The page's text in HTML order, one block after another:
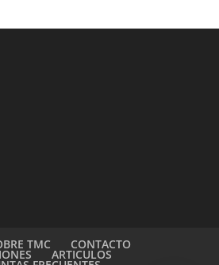
TMC CONTACTO
ARTICULOS